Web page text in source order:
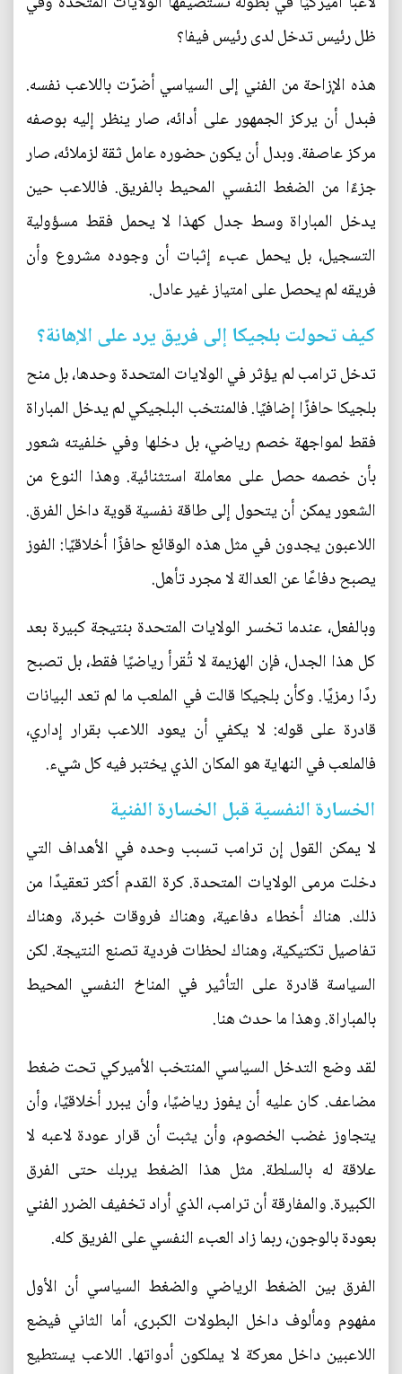
ظل رئيس تدخل لدى رئيس فيفا؟
هذه الإزاحة من الفني إلى السياسي أضرّت باللاعب نفسه.
فبدل أن يركز الجمهور على أدائه، صار ينظر إليه بوصفه
مركز عاصفة. وبدل أن يكون حضوره عامل ثقة لزملائه، صار
جزءًا من الضغط النفسي المحيط بالفريق. فاللاعب حين
يدخل المباراة وسط جدل كهذا لا يحمل فقط مسؤولية
التسجيل، بل يحمل عبء إثبات أن وجوده مشروع وأن
فريقه لم يحصل على امتياز غير عادل.
كيف تحولت بلجيكا إلى فريق يرد على الإهانة؟
تدخل ترامب لم يؤثر في الولايات المتحدة وحدها، بل منح
بلجيكا حافزًا إضافيًا. فالمنتخب البلجيكي لم يدخل المباراة
فقط لمواجهة خصم رياضي، بل دخلها وفي خلفيته شعور
بأن خصمه حصل على معاملة استثنائية. وهذا النوع من
الشعور يمكن أن يتحول إلى طاقة نفسية قوية داخل الفرق.
اللاعبون يجدون في مثل هذه الوقائع حافزًا أخلاقيًا: الفوز
يصبح دفاعًا عن العدالة لا مجرد تأهل.
وبالفعل، عندما تخسر الولايات المتحدة بنتيجة كبيرة بعد
كل هذا الجدل، فإن الهزيمة لا تُقرأ رياضيًا فقط، بل تصبح
ردًا رمزيًا. وكأن بلجيكا قالت في الملعب ما لم تعد البيانات
قادرة على قوله: لا يكفي أن يعود اللاعب بقرار إداري،
فالملعب في النهاية هو المكان الذي يختبر فيه كل شيء.
الخسارة النفسية قبل الخسارة الفنية
لا يمكن القول إن ترامب تسبب وحده في الأهداف التي
دخلت مرمى الولايات المتحدة. كرة القدم أكثر تعقيدًا من
ذلك. هناك أخطاء دفاعية، وهناك فروقات خبرة، وهناك
تفاصيل تكتيكية، وهناك لحظات فردية تصنع النتيجة. لكن
السياسة قادرة على التأثير في المناخ النفسي المحيط
بالمباراة. وهذا ما حدث هنا.
لقد وضع التدخل السياسي المنتخب الأميركي تحت ضغط
مضاعف. كان عليه أن يفوز رياضيًا، وأن يبرر أخلاقيًا، وأن
يتجاوز غضب الخصوم، وأن يثبت أن قرار عودة لاعبه لا
علاقة له بالسلطة. مثل هذا الضغط يربك حتى الفرق
الكبيرة. والمفارقة أن ترامب، الذي أراد تخفيف الضرر الفني
بعودة بالوجون، ربما زاد العبء النفسي على الفريق كله.
الفرق بين الضغط الرياضي والضغط السياسي أن الأول
مفهوم ومألوف داخل البطولات الكبرى، أما الثاني فيضع
اللاعبين داخل معركة لا يملكون أدواتها. اللاعب يستطيع